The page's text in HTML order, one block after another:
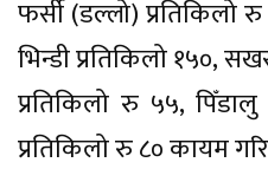
फर्सी (डल्लो) प्रतिकिलो
भिन्डी प्रतिकिलो १५०,
प्रतिकिलो रु ५५,
प्रतिकिलो रु ८० कायम